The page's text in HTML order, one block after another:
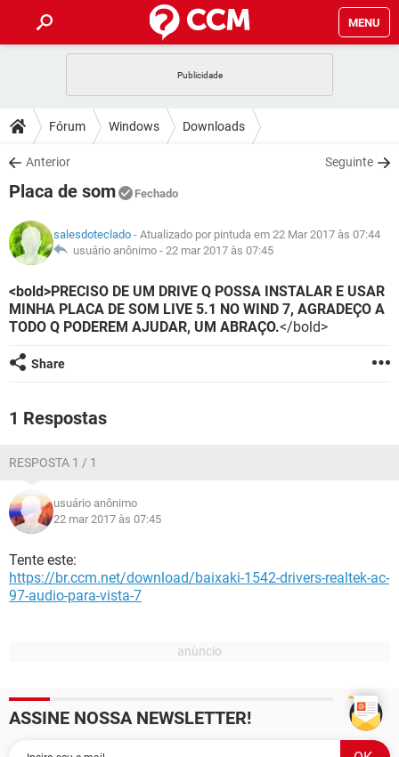
MENU
CELULAR FACEBOOK
OUTLOOK
INSTAGRAM
GUIA DE COMPRAS
DICAS
JOGOS WHATSAPP
INSTAGRAM GMAIL
GUIA DE COMPRAS
DOWNLOADS
JOGOS
CELULAR
OUTLOOK EXCEL
INSTAGRAM GMAIL
GUIA DE COMPRAS
JOGOS WHATSAPP
CELULAR
OUTLOOK EXCEL
INSTAGRAM GMAIL
GUIA DE COMPRAS
GLOSSÁRIO
JOGOS WHATSAPP
CELULAR FACEBOOK
INSTAGRAM
Fórum Windows Downloads
Anterior Seguinte
Placa de som Fechado
salesdoteclado - Atualizado por pintuda em 22 Mar 2017 às 07:44
usuário anônimo - 22 mar 2017 às 07:45
<bold>PRECISO DE UM DRIVE Q POSSA INSTALAR E USAR
MINHA PLACA DE SOM LIVE 5.1 NO WIND 7, AGRADEÇO A
TODO Q PODEREM AJUDAR, UM ABRAÇO.</bold>
Share
1 Respostas
RESPOSTA 1 / 1
usuário anônimo
22 mar 2017 às 07:45
Tente este:
https://br.ccm.net/download/baixaki-1542-drivers-realtek-ac-
97-audio-para-vista-7
ASSINE NOSSA NEWSLETTER!